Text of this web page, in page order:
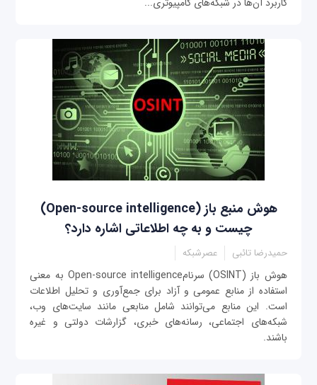
هوش منبع باز (Open-source intelligence)
چیست و به چه اطلاعاتی اشاره دارد؟
حمیدرضا تائبی عصرشبکه
هوش باز (OSINT) سرنامOpen-source intelligence به معنی
استفاده از منابع عمومی و آزاد برای جمع‌آوری و تحلیل اطلاعات
است. این منابع می‌توانند شامل منابعی مانند سایت‌های وب،
شبکه‌های اجتماعی، رسانه‌های خبری، گزارشات دولتی و غیره
باشند.